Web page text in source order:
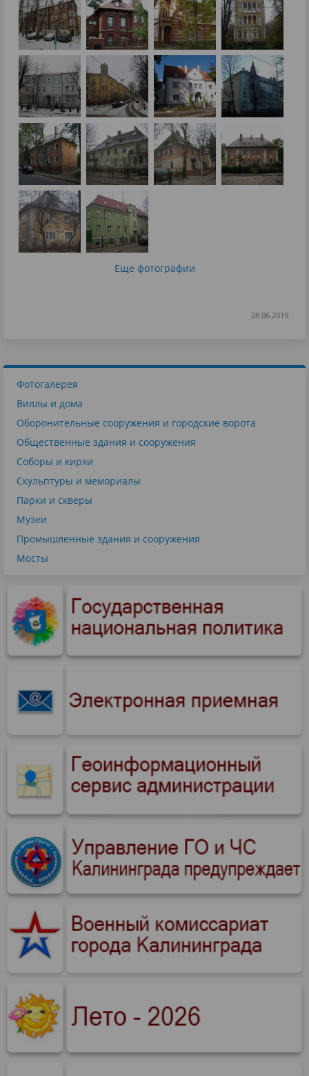
Еще фотографии
28.06.2019
Фотогалерея
Виллы и дома
Оборонительные сооружения и городские ворота
Общественные здания и сооружения
Соборы и кирхи
Скульптуры и мемориалы
Парки и скверы
Музеи
Промышленные здания и сооружения
Мосты